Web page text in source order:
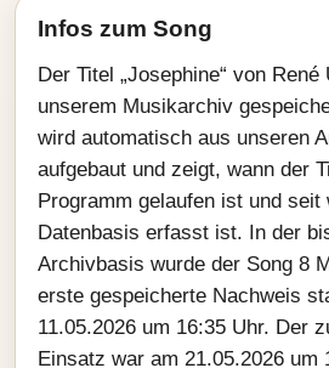
Infos zum Song
Der Titel „Josephine“ von
unserem Musikarchiv
wird automatisch aus unseren
aufgebaut und zeigt, wann der
Programm gelaufen ist und seit
Datenbasis erfasst ist. In der
Archivbasis wurde der Song 8
erste gespeicherte Nachweis
11.05.2026 um 16:35 Uhr. Der
Einsatz war am 21.05.2026 um